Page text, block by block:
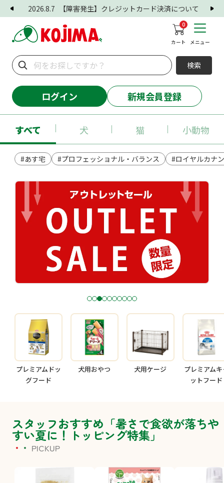
2026.8.7 【障害発生】クレジットカード決済について
0
カート メニュー
検索
ログイン 新規会員登録
すべて 犬 猫 小動物
#あす宅 #プロフェッショナル・バランス #ロイヤルカナン
1234567891
0
プレミアムドッ
グフード
犬用おやつ 犬用ケージ
プレミアム
ットフード
スタッフおすすめ「暑さで食欲が落ちや
すい夏に！トッピング特集」
PICKUP